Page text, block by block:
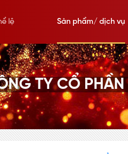
lệ Sản phẩm/ dịch vụ
TY CỔ PHẦN